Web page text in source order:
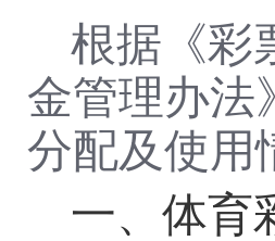
根据《彩
金管理办法
分配及使用
一、体育